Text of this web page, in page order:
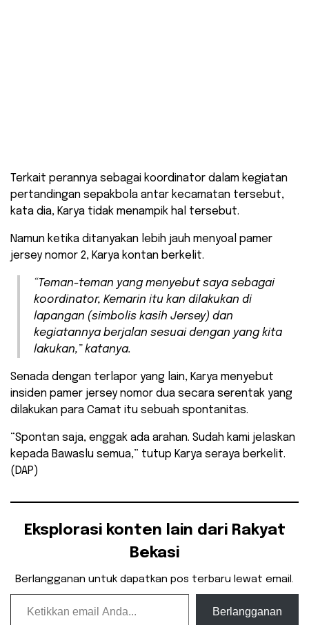
Terkait perannya sebagai koordinator dalam kegiatan
pertandingan sepakbola antar kecamatan tersebut,
kata dia, Karya tidak menampik hal tersebut.
Namun ketika ditanyakan lebih jauh menyoal pamer
jersey nomor 2, Karya kontan berkelit.
“Teman-teman yang menyebut saya sebagai
koordinator, Kemarin itu kan dilakukan di
lapangan (simbolis kasih Jersey) dan
kegiatannya berjalan sesuai dengan yang kita
lakukan,” katanya.
Senada dengan terlapor yang lain, Karya menyebut
insiden pamer jersey nomor dua secara serentak yang
dilakukan para Camat itu sebuah spontanitas.
“Spontan saja, enggak ada arahan. Sudah kami jelaskan
kepada Bawaslu semua,” tutup Karya seraya berkelit.
(DAP)
Eksplorasi konten lain dari Rakyat
Bekasi
Berlangganan untuk dapatkan pos terbaru lewat email.
Ketikkan email Anda...
Berlangganan